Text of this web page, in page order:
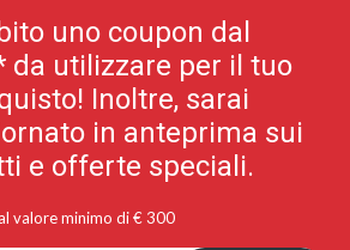
uno coupon dal
da utilizzare per il tuo
Inoltre, sarai
in anteprima sui
e offerte speciali.
valore minimo di € 300